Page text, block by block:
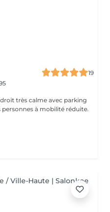
19
très calme avec parking
à mobilité réduite.